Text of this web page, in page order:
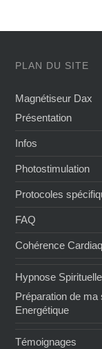
PLAN DU SITE
Magnétiseur Dax
Présentation
Infos
Photostimulation
Protocoles
FAQ
Cohérence
Hypnose Spirituelle
Préparation de ma
Energétique
Témoignages